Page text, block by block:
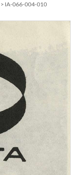
> IA-066-004-010